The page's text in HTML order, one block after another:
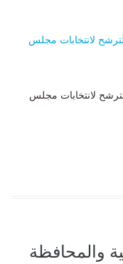
لانتخابات مجلس
والمحافظة